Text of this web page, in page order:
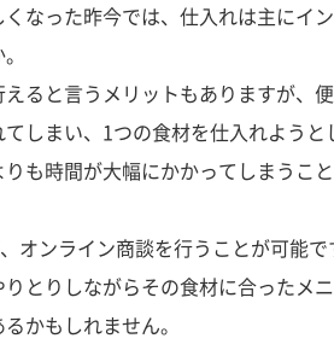
なった昨今では、仕入れは主にイ
ると言うメリットもありますが、
しまい、1つの食材を仕入れようと
も時間が大幅にかかってしまうこ
オンライン商談を行うことが可能で
とりしながらその食材に合ったメ
かもしれません。